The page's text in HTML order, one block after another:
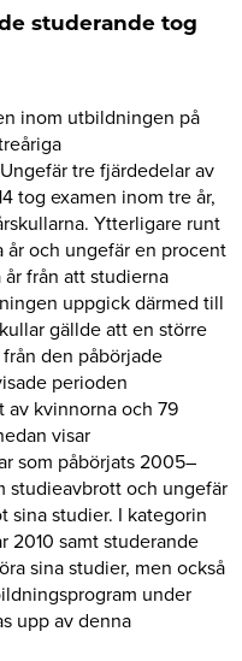
studerande tog
inom utbildningen på
tre fjärdedelar av
tog examen inom tre år,
Ytterligare runt
och ungefär en procent
från att studierna
uppgick därmed till
gällde att en större
den påbörjade
perioden
av kvinnorna och 79
visar
som påbörjats 2005–
studieavbrott och ungefär
sina studier. I kategorin
2010 samt studerande
sina studier, men också
under
upp av denna